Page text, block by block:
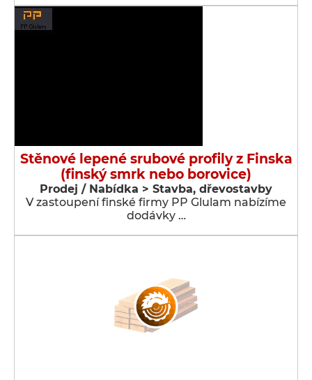
Stěnové lepené srubové profily z Finska
(finský smrk nebo borovice)
Prodej / Nabídka > Stavba, dřevostavby
V zastoupení finské firmy PP Glulam nabízíme
dodávky …